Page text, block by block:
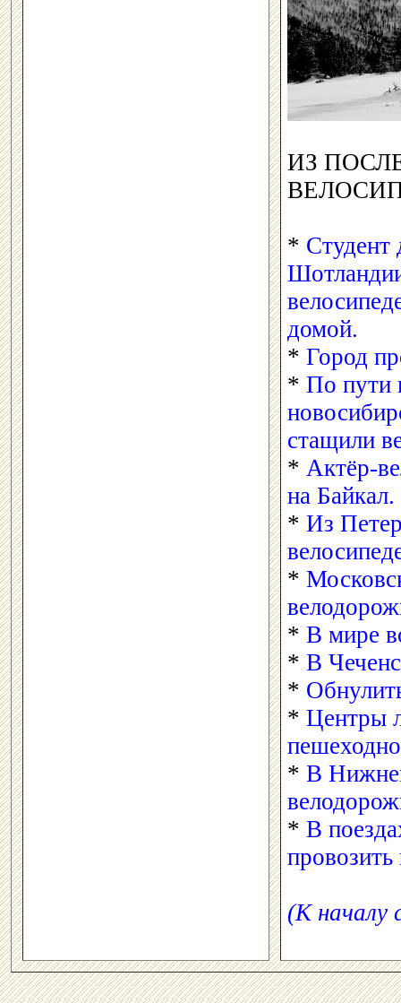
ИЗ
* Студент
домой.
* Город
* По пути
стащили
* Актёр-
на Байкал.
* Из
*
* В мире
* В
*
* Центры
* В
* В
(К началу